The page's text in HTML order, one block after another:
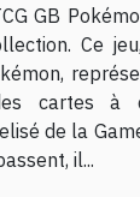
GB
Ce
cartes à
de la
il...